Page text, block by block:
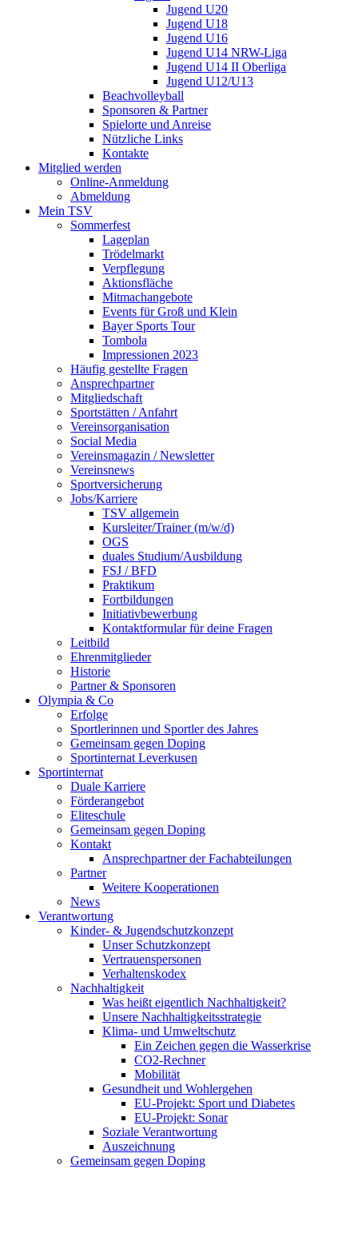
Jugend U20
Jugend U18
Jugend U16
Jugend U14 NRW-Liga
Jugend U14 II Oberliga
Jugend U12/U13
Beachvolleyball
Sponsoren & Partner
Spielorte und Anreise
Nützliche Links
Kontakte
Mitglied werden
Online-Anmeldung
Abmeldung
Mein TSV
Sommerfest
Lageplan
Trödelmarkt
Verpflegung
Aktionsfläche
Mitmachangebote
Events für Groß und Klein
Bayer Sports Tour
Tombola
Impressionen 2023
Häufig gestellte Fragen
Ansprechpartner
Mitgliedschaft
Sportstätten / Anfahrt
Vereinsorganisation
Social Media
Vereinsmagazin / Newsletter
Vereinsnews
Sportversicherung
Jobs/Karriere
TSV allgemein
Kursleiter/Trainer (m/w/d)
OGS
duales Studium/Ausbildung
FSJ / BFD
Praktikum
Fortbildungen
Initiativbewerbung
Kontaktformular für deine Fragen
Leitbild
Ehrenmitglieder
Historie
Partner & Sponsoren
Olympia & Co
Erfolge
Sportlerinnen und Sportler des Jahres
Gemeinsam gegen Doping
Sportinternat Leverkusen
Sportinternat
Duale Karriere
Förderangebot
Eliteschule
Gemeinsam gegen Doping
Kontakt
Ansprechpartner der Fachabteilungen
Partner
Weitere Kooperationen
News
Verantwortung
Kinder- & Jugendschutzkonzept
Unser Schutzkonzept
Vertrauenspersonen
Verhaltenskodex
Nachhaltigkeit
Was heißt eigentlich Nachhaltigkeit?
Unsere Nachhaltigkeitsstrategie
Klima- und Umweltschutz
Ein Zeichen gegen die Wasserkrise
CO2-Rechner
Mobilität
Gesundheit und Wohlergehen
EU-Projekt: Sport und Diabetes
EU-Projekt: Sonar
Soziale Verantwortung
Auszeichnung
Gemeinsam gegen Doping